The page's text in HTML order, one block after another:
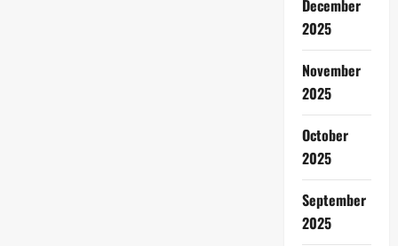
December
2025
November
2025
October
2025
September
2025